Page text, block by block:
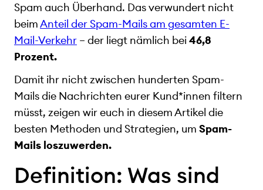
Spam auch Überhand. Das verwundert nicht
beimAnteil der Spam-Mails am gesamten E-
Mail-Verkehr – der liegt nämlich bei46,8
Prozent.
Damit ihr nicht zwischen hunderten Spam-
Mails die Nachrichten eurer Kund*innen filtern
müsst, zeigen wir euch in diesem Artikel die
besten Methoden und Strategien, um Spam-
Mails loszuwerden.
Definition: Was sind